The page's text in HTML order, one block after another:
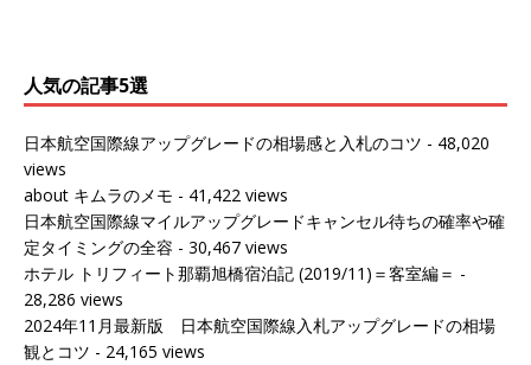
人気の記事5選
日本航空国際線アップグレードの相場感と入札のコツ - 48,020
views
about キムラのメモ - 41,422 views
日本航空国際線マイルアップグレードキャンセル待ちの確率や確
定タイミングの全容 - 30,467 views
ホテル トリフィート那覇旭橋宿泊記 (2019/11)＝客室編＝ -
28,286 views
2024年11月最新版 日本航空国際線入札アップグレードの相場
観とコツ - 24,165 views